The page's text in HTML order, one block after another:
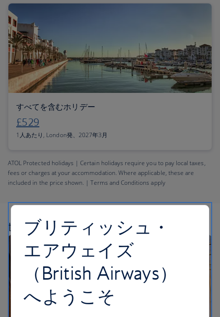
すべてを含むホリデー
£529
1人あたり, London発、2027年3月
ATOL Protected holidays | Certain holidays require you to pay local taxes,
fees or charges at your accommodation. Where applicable, these are
included in the price shown. | Terms and Conditions apply
世界各地の魅力を 発見する旅へ
ブリティッシュ・
エアウェイズ
（British Airways）
へようこそ